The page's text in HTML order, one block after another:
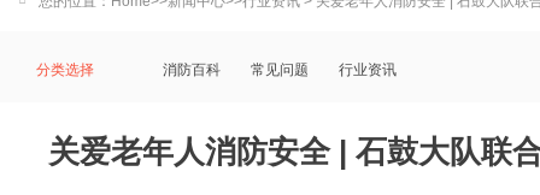
分类选择 消防百科 常见问题 行业资讯
关爱老年人消防安全 | 石鼓大队联